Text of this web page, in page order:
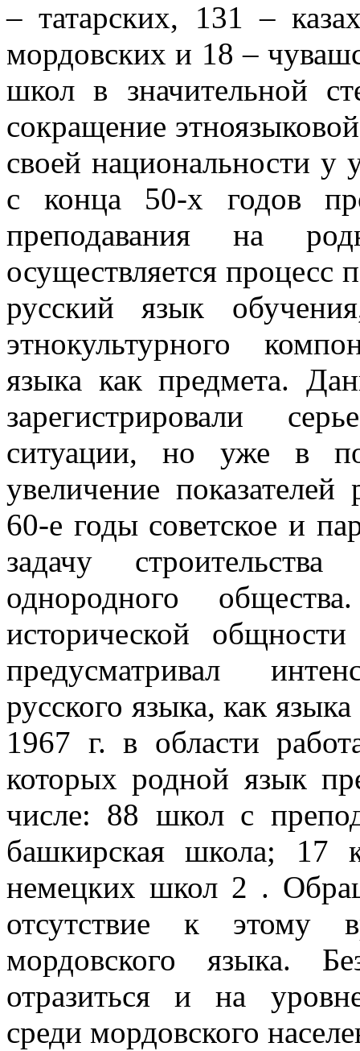
– татарских, 131 –
мордовских и 18 –
школ в значительной
сокращение
своей национальности
с конца 50-х годов
преподавания на
осуществляется процесс
русский язык
этнокультурного
языка как предмета.
зарегистрировали
ситуации, но уже в
увеличение
60-е годы советское и
задачу
однородного
исторической
предусматривал
русского языка, как
1967 г. в области
которых родной язык
числе: 88 школ с
башкирская школа; 17
немецких школ 2 .
отсутствие к этому
мордовского языка.
отразиться и на
среди мордовского